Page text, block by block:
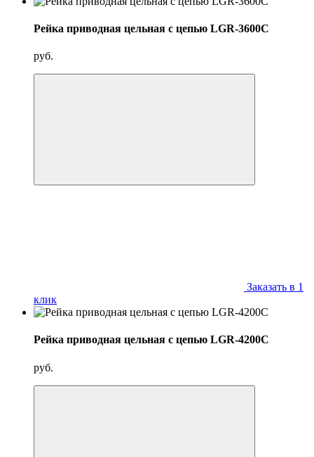
Рейка приводная цельная с цепью LGR-3600C
руб.
Заказать в 1
клик
Рейка приводная цельная с цепью LGR-4200C
руб.